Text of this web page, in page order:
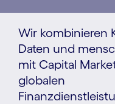
Wir kombinieren
Daten und
mit Capital
globalen